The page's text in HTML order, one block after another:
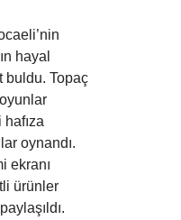
hayal
buldu. Topaç
oynandı.
ekranı
ürünler